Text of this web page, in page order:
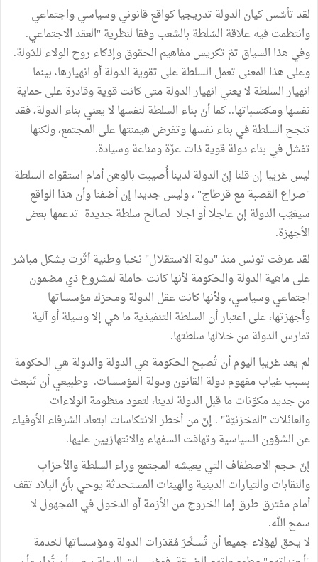
لقد تأسّس كيان الدولة تدريجيا كواقع قانوني وسياسي واجتماعي
وانتظمت فيه علاقة السّلطة بالشعب وفقا لنظرية "العقد الاجتماعي.
وفي هذا السياق تمّ تكريس مفاهيم الحقوق وإذكاء روح الولاء للدّولة.
وعلى هذا المعنى تعمل السلطة على تقوية الدولة أو انهيارها، بينما
انهيار السلطة لا يعني انهيار الدولة متى كانت قوية وقادرة على حماية
نفسها ومكتسباتها.. كما أنّ بناء السلطة لنفسها لا يعني بناء الدولة، فقد
تنجح السلطة في بناء نفسها وتفرض هيمنتها على المجتمع، ولكنها
تفشل في بناء دولة قوية ذات عزّة ومناعة وسيادة.
ليس غريبا إن قلنا إنّ الدولة لدينا أُصيبت بالوهن أمام استقواء السلطة
"صراع القصبة مع قرطاج" ، وليس جديدا إن أضفنا وأن هذا الواقع
سيغيّب الدولة إن عاجلا أو آجلا لصالح سلطة جديدة تدعمها بعض
الأجهزة.
لقد عرفت تونس منذ "دولة الاستقلال" نخبا وطنية أثّرت بشكل مباشر
على ماهية الدولة والحكومة لأنها كانت حاملة لمشروع ذي مضمون
اجتماعي وسياسي، ولأنها كانت عقل الدولة ومحرّك مؤسساتها
وأجهزتها، على اعتبار أن السلطة التنفيذية ما هي إلا وسيلة أو آلية
تمارس الدولة من خلالها سلطتها.
لم يعد غريبا اليوم أن تُصبح الحكومة هي الدولة والدولة هي الحكومة
بسبب غياب مفهوم دولة القانون ودولة المؤسسات. وطبيعي أن تَنبعث
من جديد مكوّنات ما قبل الدولة لدينا، لتعود منظومة الولاءات
والعائلات "المخزنيّة" . إنّ من أخطر الانتكاسات ابتعاد الشرفاء الأوفياء
عن الشؤون السياسية وتهافت السفهاء والانتهازيين عليها.
إنّ حجم الاصطفاف التي يعيشه المجتمع وراء السلطة والأحزاب
والنقابات والتيارات الدينية والهيئات المستحدثة يوحي بأنّ البلاد تقف
أمام مفترق طرق إما الخروج من الأزمة أو الدخول في المجهول لا
سمح الله.
لا يحق لهؤلاء جميعا أن تُسخَّرَ مُقدّرات الدولة ومؤسساتها لخدمة